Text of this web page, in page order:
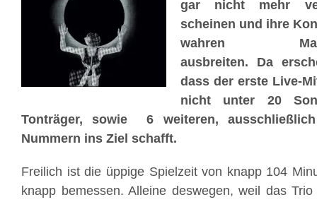
gar nicht mehr
scheinen und ihre
wahren
ausbreiten. Da
dass der erste Live-
nicht unter 20
Tonträger, sowie 6 weiteren,
Nummern ins Ziel schafft.
Freilich ist die üppige Spielzeit von knapp 104
knapp bemessen. Alleine deswegen, weil das